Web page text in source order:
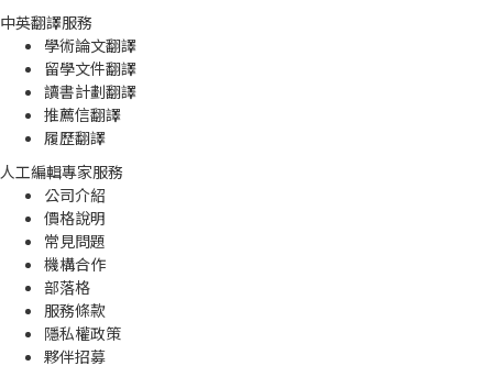
中英翻譯服務
學術論文翻譯
留學文件翻譯
讀書計劃翻譯
推薦信翻譯
履歷翻譯
人工編輯專家服務
公司介紹
價格說明
常見問題
機構合作
部落格
服務條款
隱私權政策
夥伴招募